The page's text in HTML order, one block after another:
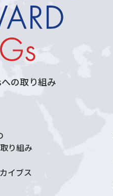
の取り組み
り組み
イブス